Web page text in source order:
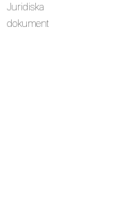
Juridiska
dokument